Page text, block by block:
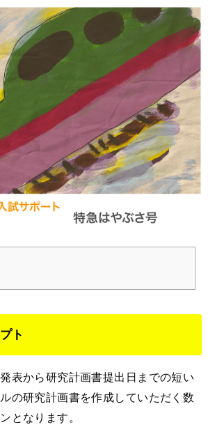
ト
表から研究計画書提出日までの短い
の研究計画書を作成していただく数
となります。